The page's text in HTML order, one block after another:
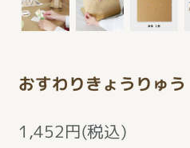
おすわりきょうりゅ
1,452円(税込)